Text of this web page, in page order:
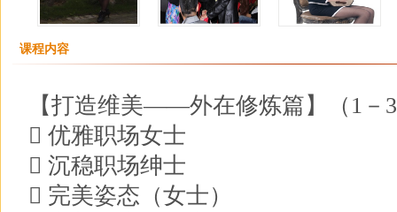
课程内容
【打造维美——外在修炼篇】（1－
 优雅职场女士
 沉稳职场绅士
 完美姿态（女士）